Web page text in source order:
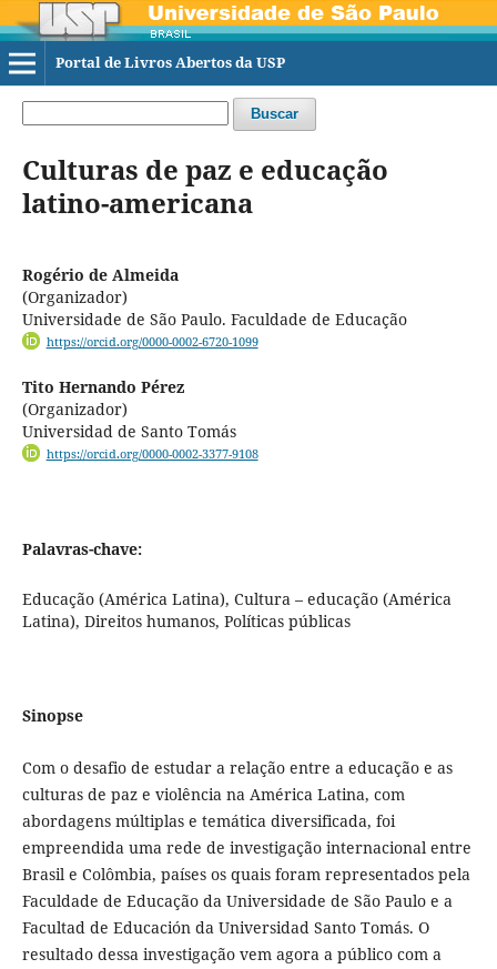
Portal de Livros Abertos da USP
Buscar
Culturas de paz e educação
latino-americana
Rogério de Almeida
(Organizador)
Universidade de São Paulo. Faculdade de Educação
https://orcid.org/0000-0002-6720-1099
Tito Hernando Pérez
(Organizador)
Universidad de Santo Tomás
https://orcid.org/0000-0002-3377-9108
Palavras-chave:
Educação (América Latina), Cultura – educação (América
Latina), Direitos humanos, Políticas públicas
Sinopse
Com o desafio de estudar a relação entre a educação e as
culturas de paz e violência na América Latina, com
abordagens múltiplas e temática diversificada, foi
empreendida uma rede de investigação internacional entre
Brasil e Colômbia, países os quais foram representados pela
Faculdade de Educação da Universidade de São Paulo e a
Facultad de Educación da Universidad Santo Tomás. O
resultado dessa investigação vem agora a público com a